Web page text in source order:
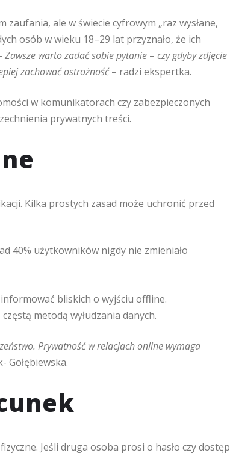
ale w świecie cyfrowym „raz wysłane,
osób w wieku 18–29 lat przyznało, że ich
Zawsze warto zadać sobie pytanie – czy gdyby zdjęcie
zachować ostrożność – radzi ekspertka.
w komunikatorach czy zabezpieczonych
prywatnych treści.
Kilka prostych zasad może uchronić przed
40% użytkowników nigdy nie zmieniało
bliskich o wyjściu offline.
metodą wyłudzania danych.
Prywatność w relacjach online wymaga
Gołębiewska.
Jeśli druga osoba prosi o hasło czy dostęp